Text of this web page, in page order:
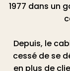
1977 dans un
Depuis, le
cessé de se
en plus de